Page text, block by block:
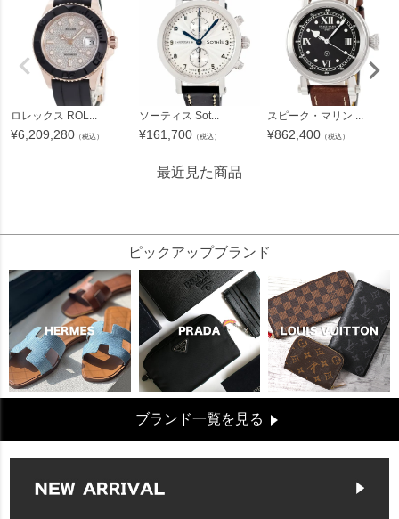
ロレックス ROL...
¥6,209,280 （税込）
ソーティス Sot...
¥161,700 （税込）
スピーク・マリン ...
¥862,400 （税込）
最近見た商品
ピックアップブランド
ブランド一覧を見る